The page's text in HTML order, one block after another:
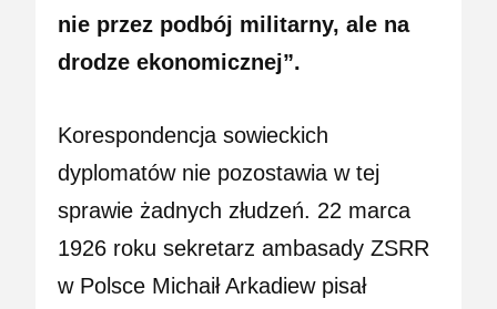
nie przez podbój militarny, ale na
drodze ekonomicznej”.
Korespondencja sowieckich
dyplomatów nie pozostawia w tej
sprawie żadnych złudzeń. 22 marca
1926 roku sekretarz ambasady ZSRR
w Polsce Michaił Arkadiew pisał